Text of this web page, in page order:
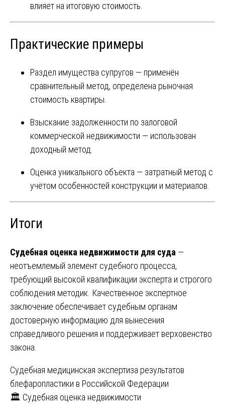
влияет на итоговую стоимость.
Практические примеры
Раздел имущества супругов — применён
сравнительный метод, определена рыночная
стоимость квартиры.
Взыскание задолженности по залоговой
коммерческой недвижимости — использован
доходный метод.
Оценка уникального объекта — затратный метод с
учётом особенностей конструкции и материалов.
Итоги
Судебная оценка недвижимости для суда —
неотъемлемый элемент судебного процесса,
требующий высокой квалификации эксперта и строгого
соблюдения методик. Качественное экспертное
заключение обеспечивает судебным органам
достоверную информацию для вынесения
справедливого решения и поддерживает верховенство
закона.
Навигация
по
Судебная медицинская экспертиза результатов
блефаропластики в Российской Федерации
🏛️ Судебная оценка недвижимости